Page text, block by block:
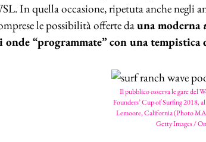
In quella occasione, ripetuta anche negli
le possibilità offerte dauna moderna
onde “programmate” con una
Il pubblico osserva le gare del
Founders’ Cup of Surfing 2018,
Lemoore, California (Photo
Getty Images /